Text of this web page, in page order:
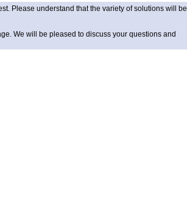
Please understand that the variety of solutions will be
We will be pleased to discuss your questions and